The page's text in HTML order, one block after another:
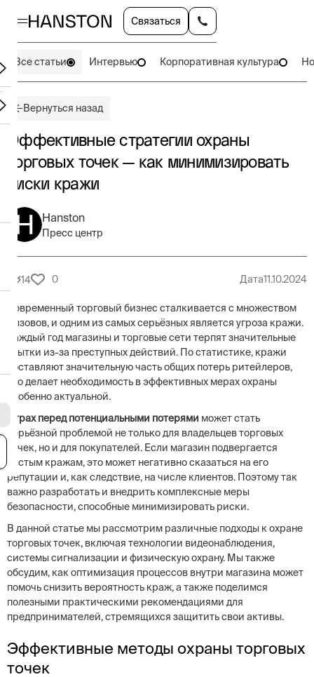
Связаться
Все статьи Интервью Корпоративная культура
Вернуться назад
Эффективные стратегии охраны
торговых точек — как минимизировать
риски кражи
Hanston
Пресс центр
14 0 Дата11.10.2024
Современный торговый бизнес сталкивается с множеством
вызовов, и одним из самых серьёзных является угроза кражи.
Каждый год магазины и торговые сети терпят значительные
убытки из-за преступных действий. По статистике, кражи
составляют значительную часть общих потерь ритейлеров,
что делает необходимость в эффективных мерах охраны
особенно актуальной.
Страх перед потенциальными потерями может стать
серьёзной проблемой не только для владельцев торговых
точек, но и для покупателей. Если магазин подвергается
частым кражам, это может негативно сказаться на его
репутации и, как следствие, на числе клиентов. Поэтому так
важно разработать и внедрить комплексные меры
безопасности, способные минимизировать риски.
В данной статье мы рассмотрим различные подходы к охране
торговых точек, включая технологии видеонаблюдения,
системы сигнализации и физическую охрану. Мы также
обсудим, как оптимизация процессов внутри магазина может
помочь снизить вероятность краж, а также поделимся
полезными практическими рекомендациями для
предпринимателей, стремящихся защитить свои активы.
Эффективные методы охраны торговых
точек